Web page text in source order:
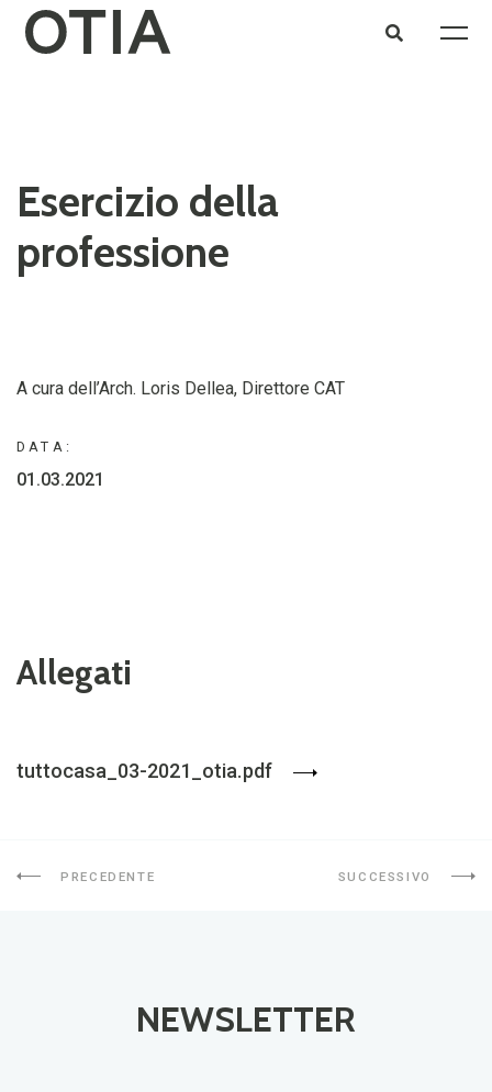
Esercizio della
professione
A cura dell’Arch. Loris Dellea, Direttore CAT
DATA:
01.03.2021
Allegati
tuttocasa_03-2021_otia.pdf
PRECEDENTE SUCCESSIVO
NEWSLETTER